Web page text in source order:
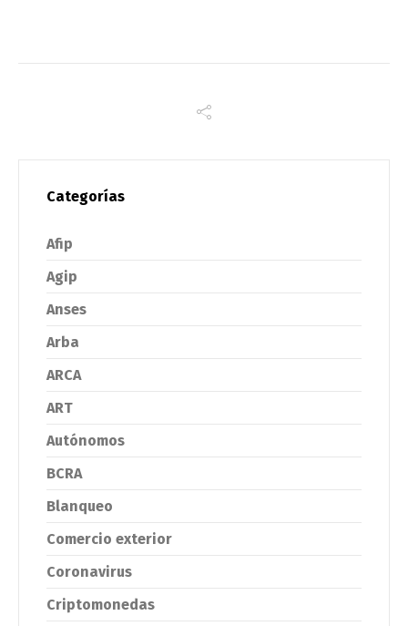
Categorías
Afip
Agip
Anses
Arba
ARCA
ART
Autónomos
BCRA
Blanqueo
Comercio exterior
Coronavirus
Criptomonedas